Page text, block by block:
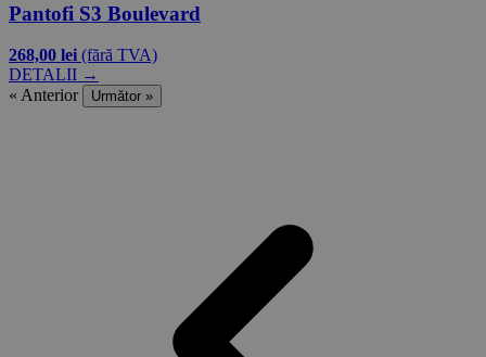
Pantofi S3 Boulevard
268,00 lei (fără TVA)
DETALII →
« Anterior
Următor »